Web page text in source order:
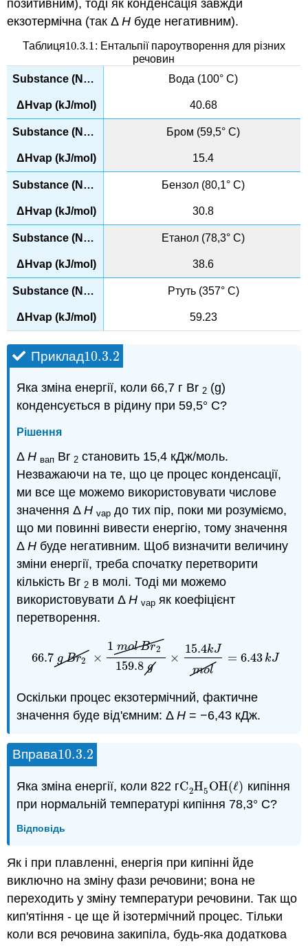
позитивним), тоді як конденсація завжди
екзотермічна (так ΔH буде негативним).
Таблиця10.3.1
10.3.1: Ентальпії пароутворення для різних
речовин
Вода (100° C)
40.68
Бром (59,5° C)
15.4
Бензол (80,1° C)
30.8
Етанол (78,3° C)
38.6
Ртуть (357° C)
59.23
Приклад10.3.2
10.3.2
Яка зміна енергії, коли 66,7 г Br 2 (g)
конденсується в рідину при 59,5° C?
Рішення
ΔH вап Br 2 становить 15,4 кДж/моль.
Незважаючи на те, що це процес конденсації,
ми все ще можемо використовувати числове
значення ΔH vap до тих пір, поки ми розуміємо,
що ми повинні вивести енергію, тому значення
ΔH буде негативним. Щоб визначити величину
зміни енергії, треба спочатку перетворити
кількість Br 2 в молі. Тоді ми можемо
використовувати ΔH vap як коефіцієнт
перетворення.
66.7 g Br2 ×
1 mol Br2
159.8 g
×
15.4kJ
mol
= 6.43 kJ
66.7 gBr2× 1m olBr2159.8 g× 15.4kJm ol =6.43kJ
Оскільки процес екзотермічний, фактичне
значення буде від'ємним: ΔH = −6,43 кДж.
Вправа10.3.2
10.3.2
Яка зміна енергії, коли 822 гC2H5OH(ℓ)
C2H5OH(ℓ) кипіння
при нормальній температурі кипіння 78,3° C?
Відповідь
Як і при плавленні, енергія при кипінні йде
виключно на зміну фази речовини; вона не
переходить у зміну температури речовини. Так що
кип'ятіння - це ще й ізотермічний процес. Тільки
коли вся речовина закипіла, будь-яка додаткова